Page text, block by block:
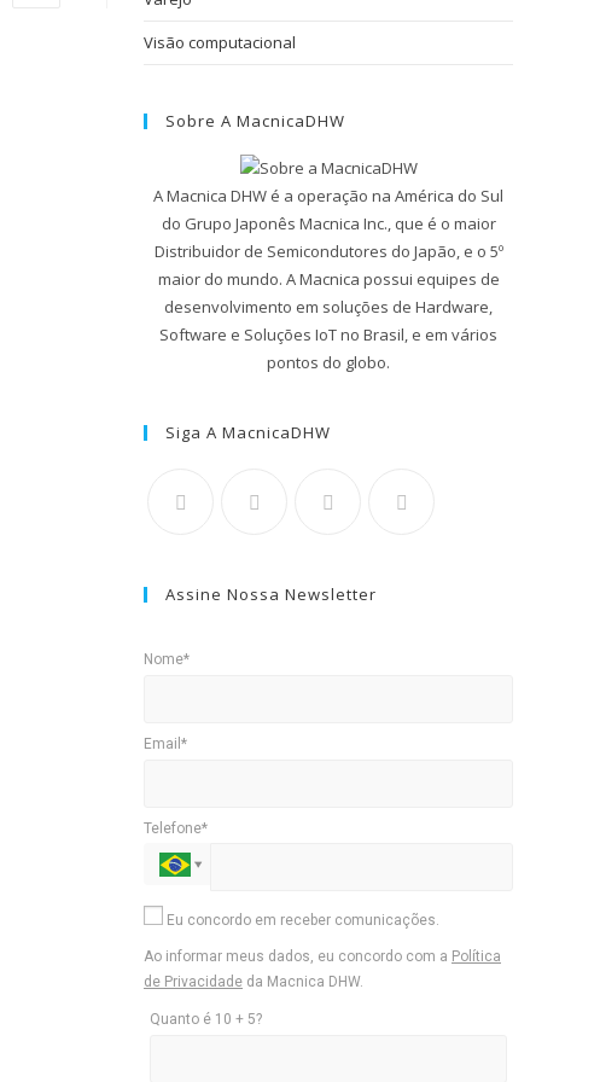
Visão computacional
Sobre A MacnicaDHW
A Macnica DHW é a operação na América do Sul
do Grupo Japonês Macnica Inc., que é o maior
Distribuidor de Semicondutores do Japão, e o 5º
maior do mundo. A Macnica possui equipes de
desenvolvimento em soluções de Hardware,
Software e Soluções IoT no Brasil, e em vários
pontos do globo.
Siga A MacnicaDHW
Assine Nossa Newsletter
Nome*
Email*
Telefone*
Eu concordo em receber comunicações.
Ao informar meus dados, eu concordo com a Política
de Privacidade da Macnica DHW.
Quanto é 10 + 5?